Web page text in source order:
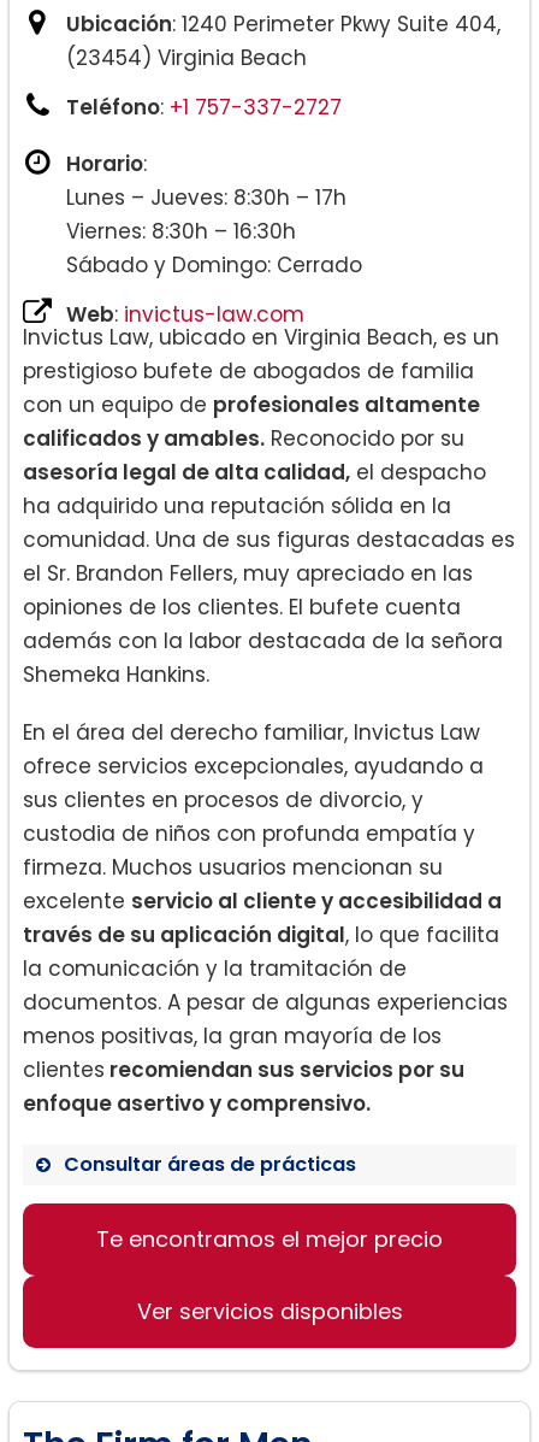
Ubicación: 1240 Perimeter Pkwy Suite 404,
(23454) Virginia Beach
Teléfono: +1 757-337-2727
Horario:
Lunes – Jueves: 8:30h – 17h
Viernes: 8:30h – 16:30h
Sábado y Domingo: Cerrado
Web: invictus-law.com
Invictus Law, ubicado en Virginia Beach, es un
prestigioso bufete de abogados de familia
con un equipo de profesionales altamente
calificados y amables. Reconocido por su
asesoría legal de alta calidad, el despacho
ha adquirido una reputación sólida en la
comunidad. Una de sus figuras destacadas es
el Sr. Brandon Fellers, muy apreciado en las
opiniones de los clientes. El bufete cuenta
además con la labor destacada de la señora
Shemeka Hankins.
En el área del derecho familiar, Invictus Law
ofrece servicios excepcionales, ayudando a
sus clientes en procesos de divorcio, y
custodia de niños con profunda empatía y
firmeza. Muchos usuarios mencionan su
excelente servicio al cliente y accesibilidad a
través de su aplicación digital, lo que facilita
la comunicación y la tramitación de
documentos. A pesar de algunas experiencias
menos positivas, la gran mayoría de los
clientes recomiendan sus servicios por su
enfoque asertivo y comprensivo.
Consultar áreas de prácticas
Derecho de familia
Custodia de los hijos
Te encontramos el mejor precio
Ver servicios disponibles